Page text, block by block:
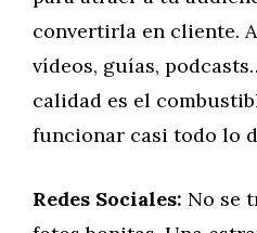
convertirla en cliente.
vídeos, guías,
calidad es el
funcionar casi todo lo
Redes Sociales: No se